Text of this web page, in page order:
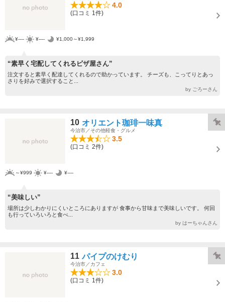
4.0
(口コミ 1件)
¥---- ¥---- ¥1,000～¥1,999
“素早く宅配してくれるピザ屋さん”
注文すると素早く配達してくれるので助かっています。 チーズも、こってりとあっ
さりを好みで選択すること...
by ごろーさん
10 オリエント珈琲一味真
今治市／その他軽食・グルメ
3.5
(口コミ 2件)
～¥999 ¥---- ¥----
“美味しい”
場所は少しわかりにくいところにありますが 食事から甘味まで美味しいです。 何回
も行っていろいろと食べ...
by はーちゃんさん
11 パイプのけむり
今治市／カフェ
3.0
(口コミ 1件)